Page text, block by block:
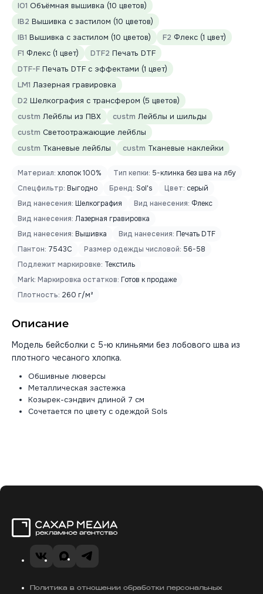
IO1 Объёмная вышивка (10 цветов)
IB2 Вышивка с застилом (10 цветов)
IB1 Вышивка с застилом (10 цветов) F2 Флекс (1 цвет)
F1 Флекс (1 цвет) DTF2 Печать DTF
DTF-F Печать DTF с эффектами (1 цвет)
LM1 Лазерная гравировка
D2 Шелкография с трансфером (5 цветов)
custm Лейблы из ПВХ custm Лейблы и шильды
custm Светоотражающие лейблы
custm Тканевые лейблы custm Тканевые наклейки
Материал: хлопок 100% Тип кепки: 5-клинка без шва на лбу
Спецфильтр: Выгодно Бренд: Sol's Цвет: серый
Вид нанесения: Шелкография Вид нанесения: Флекс
Вид нанесения: Лазерная гравировка
Вид нанесения: Вышивка Вид нанесения: Печать DTF
Пантон: 7543C Размер одежды числовой: 56-58
Подлежит маркировке: Текстиль
Mark: Маркировка остатков: Готов к продаже
Плотность: 260 г/м²
Описание
Модель бейсболки с 5-ю клиньями без лобового шва из
плотного чесаного хлопка.
Обшивные люверсы
Металлическая застежка
Козырек-сэндвич длиной 7 см
Сочетается по цвету с одеждой Sols
VK MAXTelegram
Политика в отношении обработки персональных